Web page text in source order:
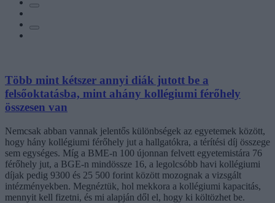
Több mint kétszer annyi diák jutott be a
felsőoktatásba, mint ahány kollégiumi férőhely
összesen van
Nemcsak abban vannak jelentős különbségek az egyetemek között,
hogy hány kollégiumi férőhely jut a hallgatókra, a térítési díj összege
sem egységes. Míg a BME-n 100 újonnan felvett egyetemistára 76
férőhely jut, a BGE-n mindössze 16, a legolcsóbb havi kollégiumi
díjak pedig 9300 és 25 500 forint között mozognak a vizsgált
intézményekben. Megnéztük, hol mekkora a kollégiumi kapacitás,
mennyit kell fizetni, és mi alapján dől el, hogy ki költözhet be.